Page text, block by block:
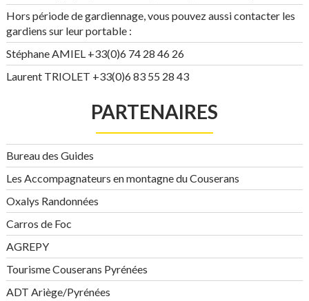
Hors période de gardiennage, vous pouvez aussi contacter les
gardiens sur leur portable :
Stéphane AMIEL +33(0)6 74 28 46 26
Laurent TRIOLET +33(0)6 83 55 28 43
PARTENAIRES
Bureau des Guides
Les Accompagnateurs en montagne du Couserans
Oxalys Randonnées
Carros de Foc
AGREPY
Tourisme Couserans Pyrénées
ADT Ariège/Pyrénées